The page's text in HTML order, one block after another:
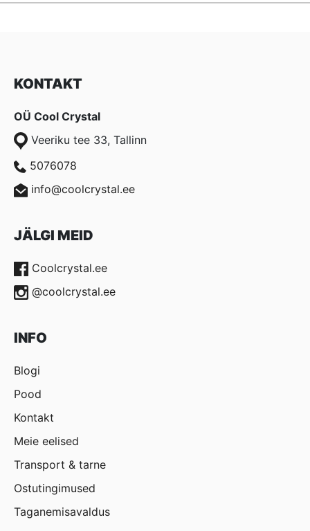
KONTAKT
OÜ Cool Crystal
Veeriku tee 33, Tallinn
5076078
info@coolcrystal.ee
JÄLGI MEID
Coolcrystal.ee
@coolcrystal.ee
INFO
Blogi
Pood
Kontakt
Meie eelised
Transport & tarne
Ostutingimused
Taganemisavaldus